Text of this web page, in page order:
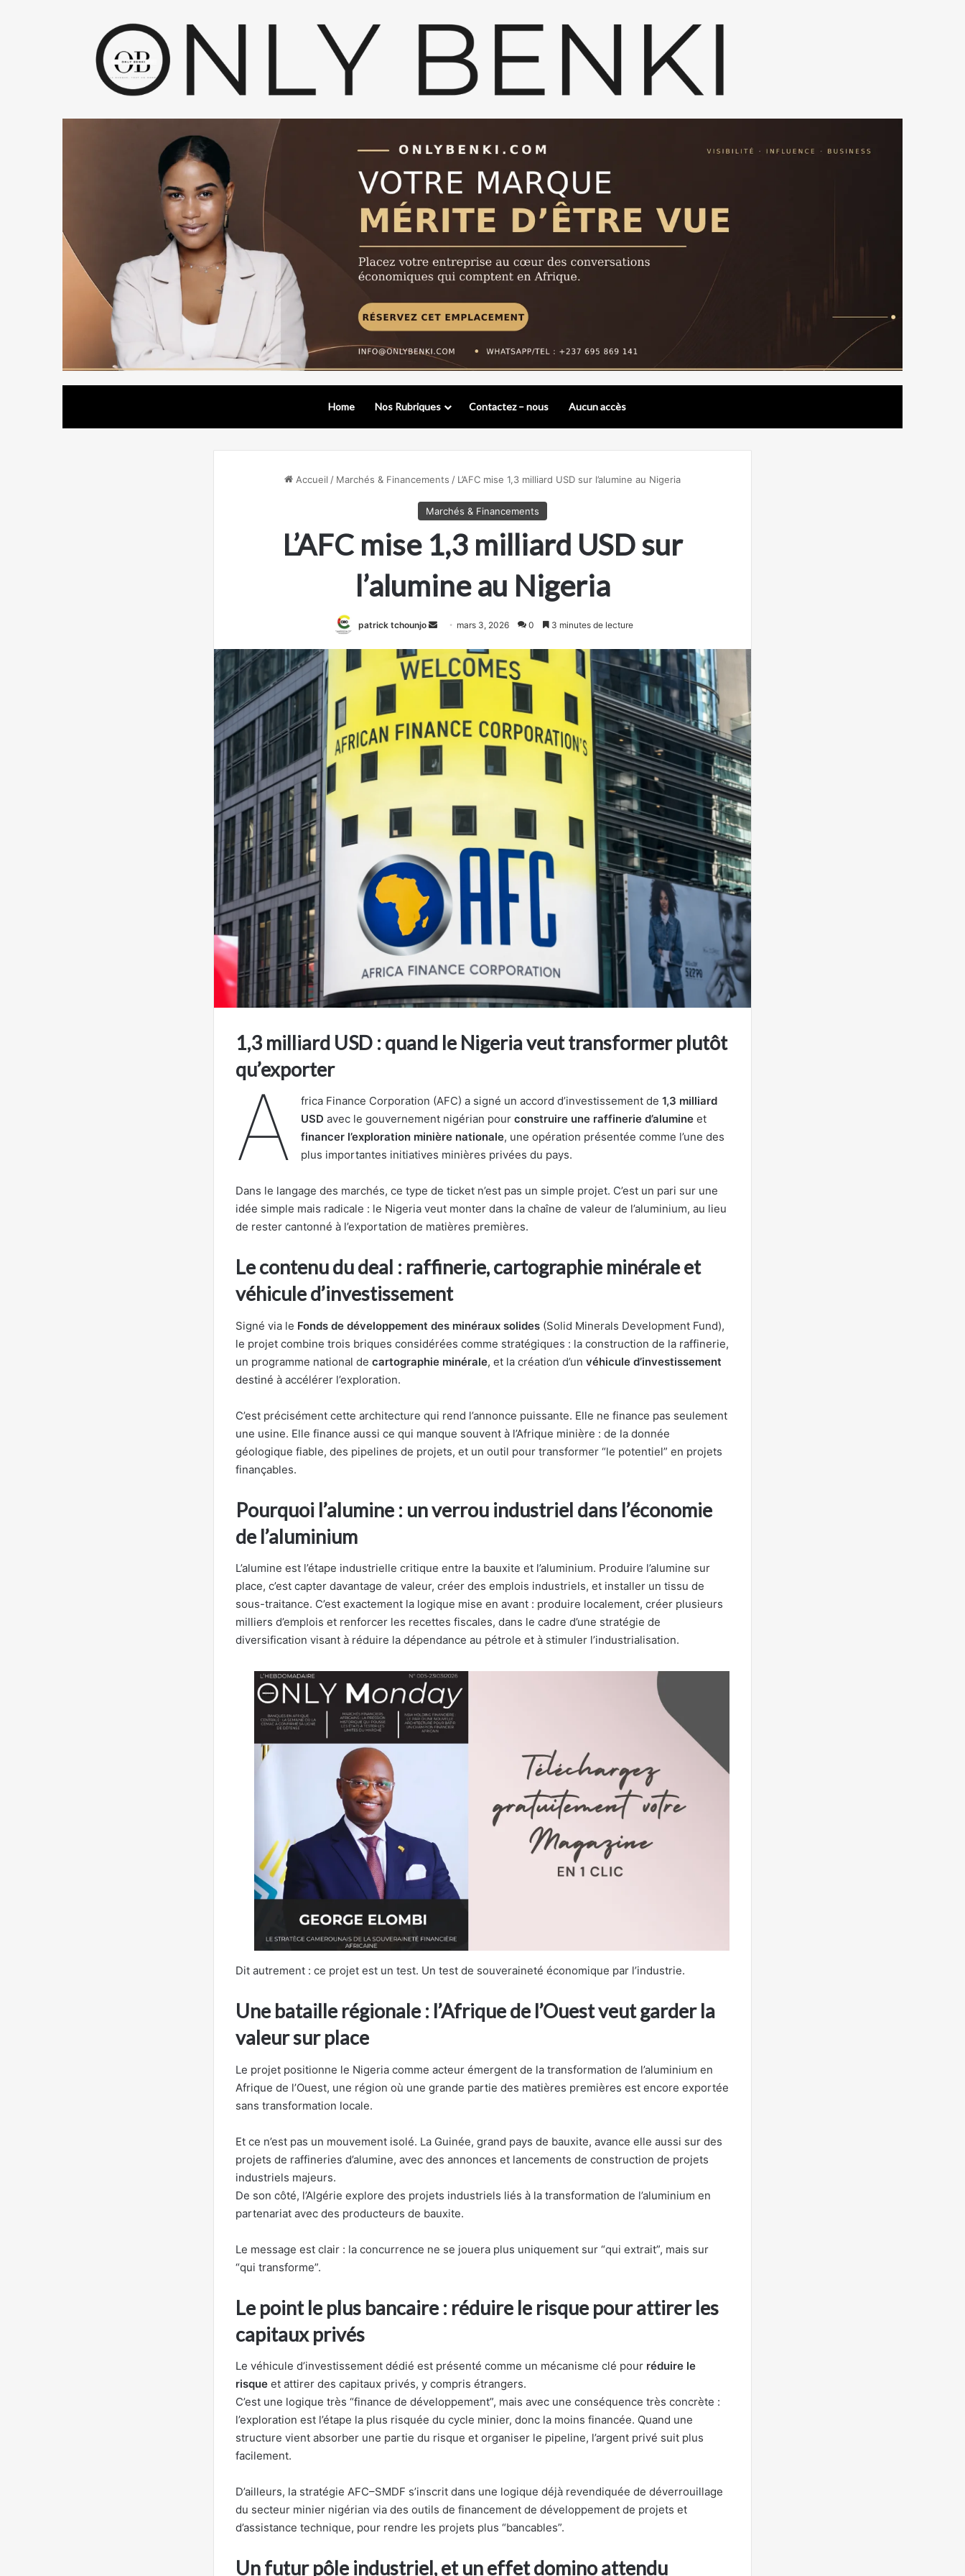
Home Nos Rubriques Contactez – nous Aucun accès
Accueil / Marchés & Financements / L’AFC mise 1,3 milliard USD sur l’alumine au Nigeria
Marchés & Financements
L’AFC mise 1,3 milliard USD sur
l’alumine au Nigeria
patrick tchounjo
Envoyer
courriel
mars 3, 2026 0 3 minutes de lecture
1,3 milliard USD : quand le Nigeria veut transformer plutôt
qu’exporter
A frica Finance Corporation (AFC) a signé un accord d’investissement de 1,3 milliard
USD avec le gouvernement nigérian pour construire une raffinerie d’alumineet
financer l’exploration minière nationale, une opération présentée comme l’une des
plus importantes initiatives minières privées du pays.
Dans le langage des marchés, ce type de ticket n’est pas un simple projet. C’est un pari sur une
idée simple mais radicale : le Nigeria veut monter dans la chaîne de valeur de l’aluminium, au lieu
de rester cantonné à l’exportation de matières premières.
Le contenu du deal : raffinerie, cartographie minérale et
véhicule d’investissement
Signé via le Fonds de développement des minéraux solides (Solid Minerals Development Fund),
le projet combine trois briques considérées comme stratégiques : la construction de la raffinerie,
un programme national de cartographie minérale, et la création d’un véhicule d’investissement
destiné à accélérer l’exploration.
C’est précisément cette architecture qui rend l’annonce puissante. Elle ne finance pas seulement
une usine. Elle finance aussi ce qui manque souvent à l’Afrique minière : de la donnée
géologique fiable, des pipelines de projets, et un outil pour transformer “le potentiel” en projets
finançables.
Pourquoi l’alumine : un verrou industriel dans l’économie
de l’aluminium
L’alumine est l’étape industrielle critique entre la bauxite et l’aluminium. Produire l’alumine sur
place, c’est capter davantage de valeur, créer des emplois industriels, et installer un tissu de
sous-traitance. C’est exactement la logique mise en avant : produire localement, créer plusieurs
milliers d’emplois et renforcer les recettes fiscales, dans le cadre d’une stratégie de
diversification visant à réduire la dépendance au pétrole et à stimuler l’industrialisation.
Dit autrement : ce projet est un test. Un test de souveraineté économique par l’industrie.
Une bataille régionale : l’Afrique de l’Ouest veut garder la
valeur sur place
Le projet positionne le Nigeria comme acteur émergent de la transformation de l’aluminium en
Afrique de l’Ouest, une région où une grande partie des matières premières est encore exportée
sans transformation locale.
Et ce n’est pas un mouvement isolé. La Guinée, grand pays de bauxite, avance elle aussi sur des
projets de raffineries d’alumine, avec des annonces et lancements de construction de projets
industriels majeurs.
De son côté, l’Algérie explore des projets industriels liés à la transformation de l’aluminium en
partenariat avec des producteurs de bauxite.
Le message est clair : la concurrence ne se jouera plus uniquement sur “qui extrait”, mais sur
“qui transforme”.
Le point le plus bancaire : réduire le risque pour attirer les
capitaux privés
Le véhicule d’investissement dédié est présenté comme un mécanisme clé pour réduire le
risque et attirer des capitaux privés, y compris étrangers.
C’est une logique très “finance de développement”, mais avec une conséquence très concrète :
l’exploration est l’étape la plus risquée du cycle minier, donc la moins financée. Quand une
structure vient absorber une partie du risque et organiser le pipeline, l’argent privé suit plus
facilement.
D’ailleurs, la stratégie AFC–SMDF s’inscrit dans une logique déjà revendiquée de déverrouillage
du secteur minier nigérian via des outils de financement de développement de projets et
d’assistance technique, pour rendre les projets plus “bancables”.
Un futur pôle industriel, et un effet domino attendu